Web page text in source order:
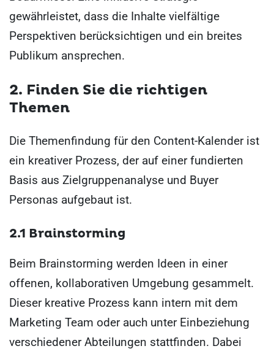
gewährleistet, dass die Inhalte vielfältige
Perspektiven berücksichtigen und ein breites
Publikum ansprechen.
2. Finden Sie die richtigen
Themen
Die Themenfindung für den Content-Kalender ist
ein kreativer Prozess, der auf einer fundierten
Basis aus Zielgruppenanalyse und Buyer
Personas aufgebaut ist.
2.1 Brainstorming
Beim Brainstorming werden Ideen in einer
offenen, kollaborativen Umgebung gesammelt.
Dieser kreative Prozess kann intern mit dem
Marketing Team oder auch unter Einbeziehung
verschiedener Abteilungen stattfinden. Dabei